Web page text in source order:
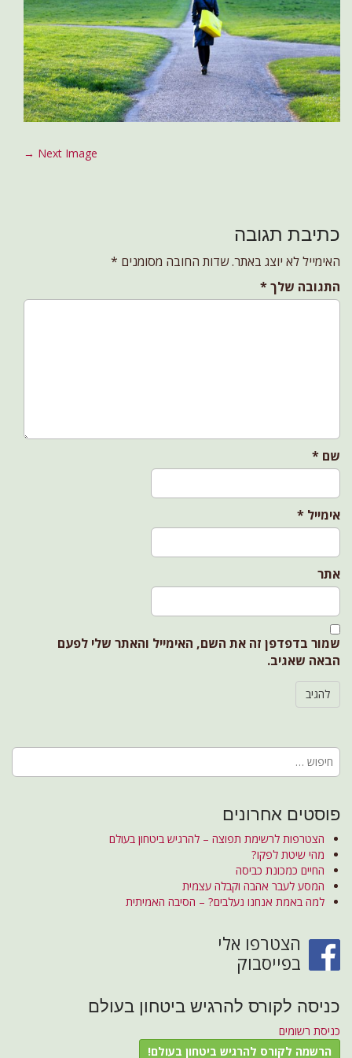
n
a
v
i
Next Image →
כתיבת תגובה
האימייל לא יוצג באתר.שדות החובה מסומנים *
התגובה שלך*
שם *
אימייל *
אתר
שמור בדפדפן זה את השם, האימייל והאתר שלי לפעם
הבאה שאגיב.
חיפוש:
פוסטים אחרונים
הצטרפות לרשימת תפוצה – להרגיש ביטחון בעולם
מהי שיטת לפקו?
החיים כמכונת כביסה
המסע לעבר אהבה וקבלה עצמית
למה באמת אנחנו נעלבים? – הסיבה האמיתית
הצטרפו אלי
בפייסבוק
כניסה לקורס להרגיש ביטחון בעולם
כניסת רשומים
הרשמה לקורס להרגיש ביטחון בעולם!